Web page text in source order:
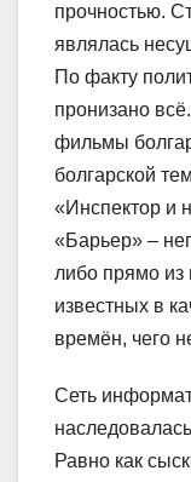
прочностью.
являлась
По факту
пронизано
фильмы
болгарской
«Инспектор и
«Барьер» –
либо прямо из
известных в
времён, чего
Сеть
Равно как